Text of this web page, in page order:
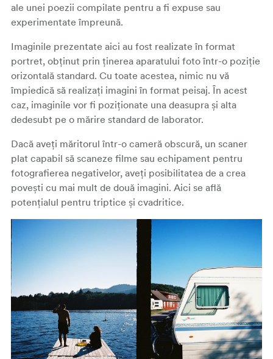
ale unei poezii compilate pentru a fi expuse sau
experimentate împreună.
Imaginile prezentate aici au fost realizate în format
portret, obținut prin ținerea aparatului foto într-o poziție
orizontală standard. Cu toate acestea, nimic nu vă
împiedică să realizați imagini în format peisaj. În acest
caz, imaginile vor fi poziționate una deasupra și alta
dedesubt pe o mărire standard de laborator.
Dacă aveți măritorul într-o cameră obscură, un scaner
plat capabil să scaneze filme sau echipament pentru
fotografierea negativelor, aveți posibilitatea de a crea
povești cu mai mult de două imagini. Aici se află
potențialul pentru triptice și cvadritice.